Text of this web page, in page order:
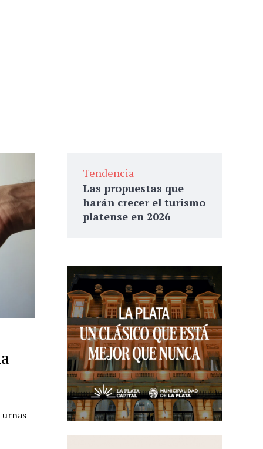
urnas
Tendencia
Las propuestas que
harán crecer el turismo
platense en 2026